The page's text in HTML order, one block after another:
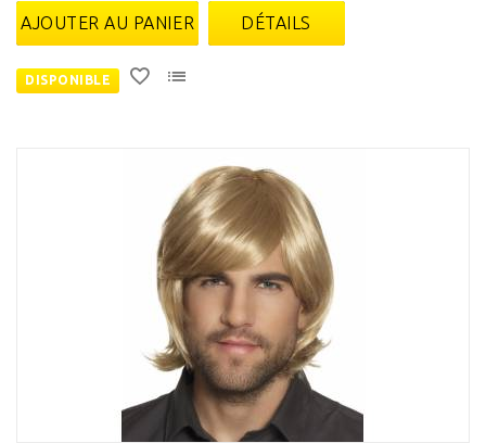
AJOUTER AU PANIER DÉTAILS
DISPONIBLE